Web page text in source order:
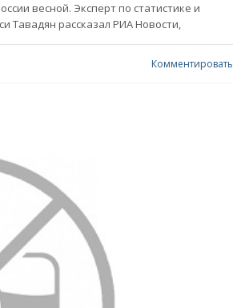
весной. Эксперт по статистике и
Тавадян рассказал РИА Новости,
Комментировать